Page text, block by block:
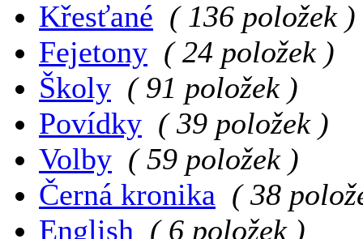
Křesťané ( 136 položek )
Fejetony ( 24 položek )
Školy ( 91 položek )
Povídky ( 39 položek )
Volby ( 59 položek )
Černá kronika ( 38
English ( 6 položek )